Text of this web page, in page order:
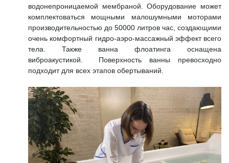
водонепроницаемой мембраной. Оборудование может
комплектоваться мощными малошумными моторами
производительностью до 50000 литров час, создающими
очень комфортный гидро-аэро-массажный эффект всего
тела. Также ванна флоатинга оснащена
виброакустикой. Поверхность ванны превосходно
подходит для всех этапов обертываний.